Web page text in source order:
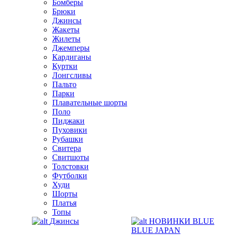
Бомберы
Брюки
Джинсы
Жакеты
Жилеты
Джемперы
Кардиганы
Куртки
Лонгсливы
Пальто
Парки
Плавательные шорты
Поло
Пиджаки
Пуховики
Рубашки
Свитера
Свитшоты
Толстовки
Футболки
Худи
Шорты
Платья
Топы
Джинсы
НОВИНКИ BLUE
BLUE JAPAN